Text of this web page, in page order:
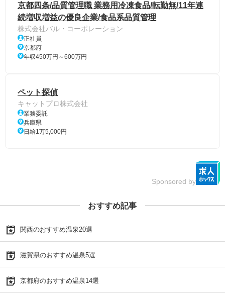
京都四条/品質管理職 業務用冷凍食品/転勤無/11年連
続増収増益の優良企業/食品系品質管理
株式会社バル・コーポレーション
正社員
京都府
年収450万円～600万円
ペット探偵
キャットプロ株式会社
業務委託
兵庫県
日給1万5,000円
Sponsored by
おすすめ記事
関西のおすすめ温泉20選
滋賀県のおすすめ温泉5選
京都府のおすすめ温泉14選